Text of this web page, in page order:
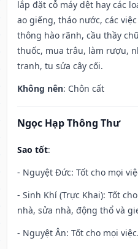
lắp đặt cỗ máy dệt hay các
ao giếng, tháo nước, các
thông hào rãnh, cầu thầy
thuốc, mua trâu, làm rượu,
tranh, tu sửa cây cối.
Không nên: Chôn cất
Ngọc Hạp Thông Thư
Sao tốt:
- Nguyệt Đức: Tốt cho mọi
- Sinh Khí (Trực Khai): Tốt
nhà, sửa nhà, động thổ và
- Nguyệt Ân: Tốt cho mọi việc.